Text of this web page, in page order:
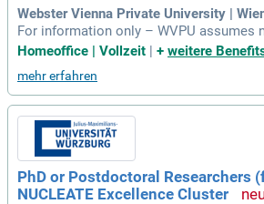
Webster Vienna Private University |
For information only – WVPU assumes
ty:foreign researchers or scientists
trian tax regulations: Tax regulations
n applying, please
Homeoffice | Vollzeit | + weitere
mehr erfahren
PhD or Postdoctoral Researchers
NUCLEATE Excellence Cluster